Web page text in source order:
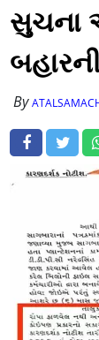
સુચના
By